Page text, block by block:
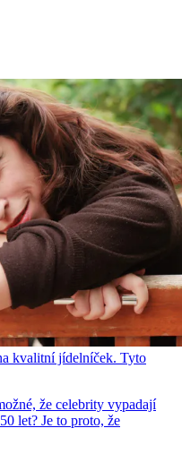
kvalitní jídelníček. Tyto
že celebrity vypadají
let? Je to proto, že